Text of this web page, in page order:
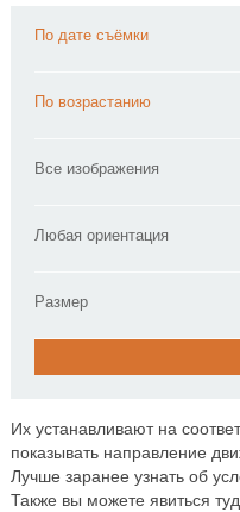
По дате съёмки
По возрастанию
Все изображения
Любая ориентация
Размер
Их устанавливают на
показывать направление
Лучше заранее узнать об
Также вы можете явиться